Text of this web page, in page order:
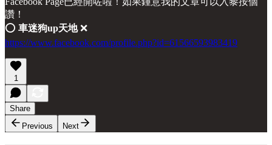
讚！
⭕️ 車迷狗up天地❌
https://www.facebook.com/profile.php?id=61566593983419
1
Share
Previous
Next